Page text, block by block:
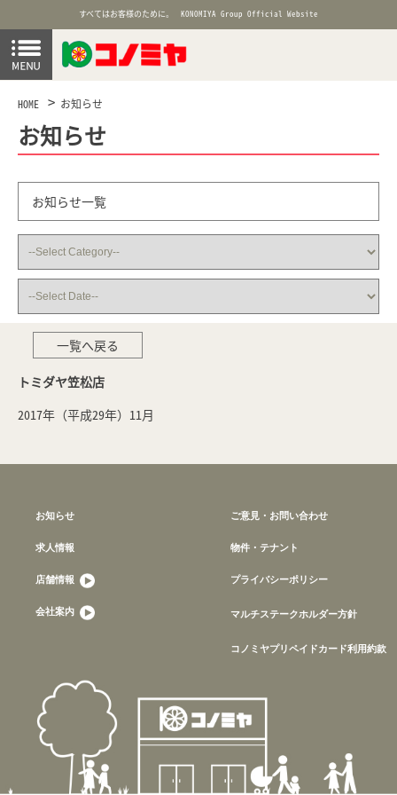
すべてはお客様のために。 KONOMIYA Group Official Website
HOME お知らせ
お知らせ
お知らせ一覧
一覧へ戻る
トミダヤ笠松店
2017年（平成29年）11月
お知らせ
求人情報
店舗情報
会社案内
ご意見・お問い合わせ
物件・テナント
プライバシーポリシー
マルチステークホルダー方針
コノミヤプリペイドカード利用約款